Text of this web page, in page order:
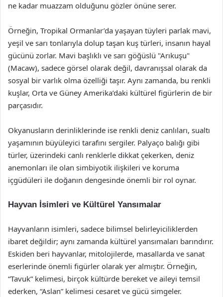
ne kadar muazzam olduğunu gözler önüne serer.
Örneğin, Tropikal Ormanlar’da yaşayan tüyleri parlak mavi,
yeşil ve sarı tonlarıyla dolup taşan kuş türleri, insanın hayal
gücünü zorlar. Mavi başlıklı ve sarı göğüslü "Arıkuşu"
(Macaw), sadece görsel olarak değil, davranışsal olarak da
sosyal bir varlık olma özelliği taşır. Aynı zamanda, bu renkli
kuşlar, Orta ve Güney Amerika’daki kültürel figürlerin de bir
parçasıdır.
Okyanusların derinliklerinde ise renkli deniz canlıları, sualtı
yaşamının büyüleyici tarafını sergiler. Palyaço balığı gibi
türler, üzerindeki canlı renklerle dikkat çekerken, deniz
anemonları ile olan simbiyotik ilişkileri ve koruma
içgüdüleri ile doğanın dengesinde önemli bir rol oynar.
Hayvan İsimleri ve Kültürel Yansımalar
Hayvanların isimleri, sadece bilimsel belirleyiciliklerden
ibaret değildir; aynı zamanda kültürel yansımaları barındırır.
Eskiden beri hayvanlar, mitolojilerde, masallarda ve sanat
eserlerinde önemli figürler olarak yer almıştır. Örneğin,
“Tavuk” kelimesi, birçok kültürde bereket ve aileyi temsil
ederken, “Aslan” kelimesi cesaret ve gücü simgeler.